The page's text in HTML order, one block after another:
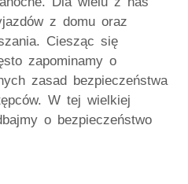
z domu oraz
Ciesząc się
zapominamy o
zasad bezpieczeństwa
W tej wielkiej
o bezpieczeństwo